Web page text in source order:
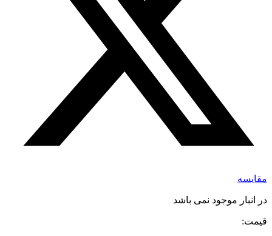
مقایسه
در انبار موجود نمی باشد
قیمت: